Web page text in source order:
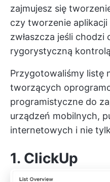
zajmujesz się
czy tworzenie aplikacji
zwłaszcza jeśli chodzi
rygorystyczną
Przygotowaliśmy listę
tworzących
programistyczne do
urządzeń mobilnych,
internetowych i nie
1. ClickUp